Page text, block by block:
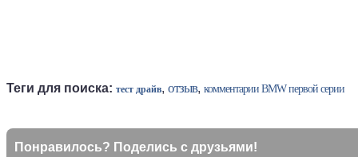
Теги для поиска: тест драйв, отзыв, комментарии BMW первой серии
Понравилось? Поделись с друзьями!